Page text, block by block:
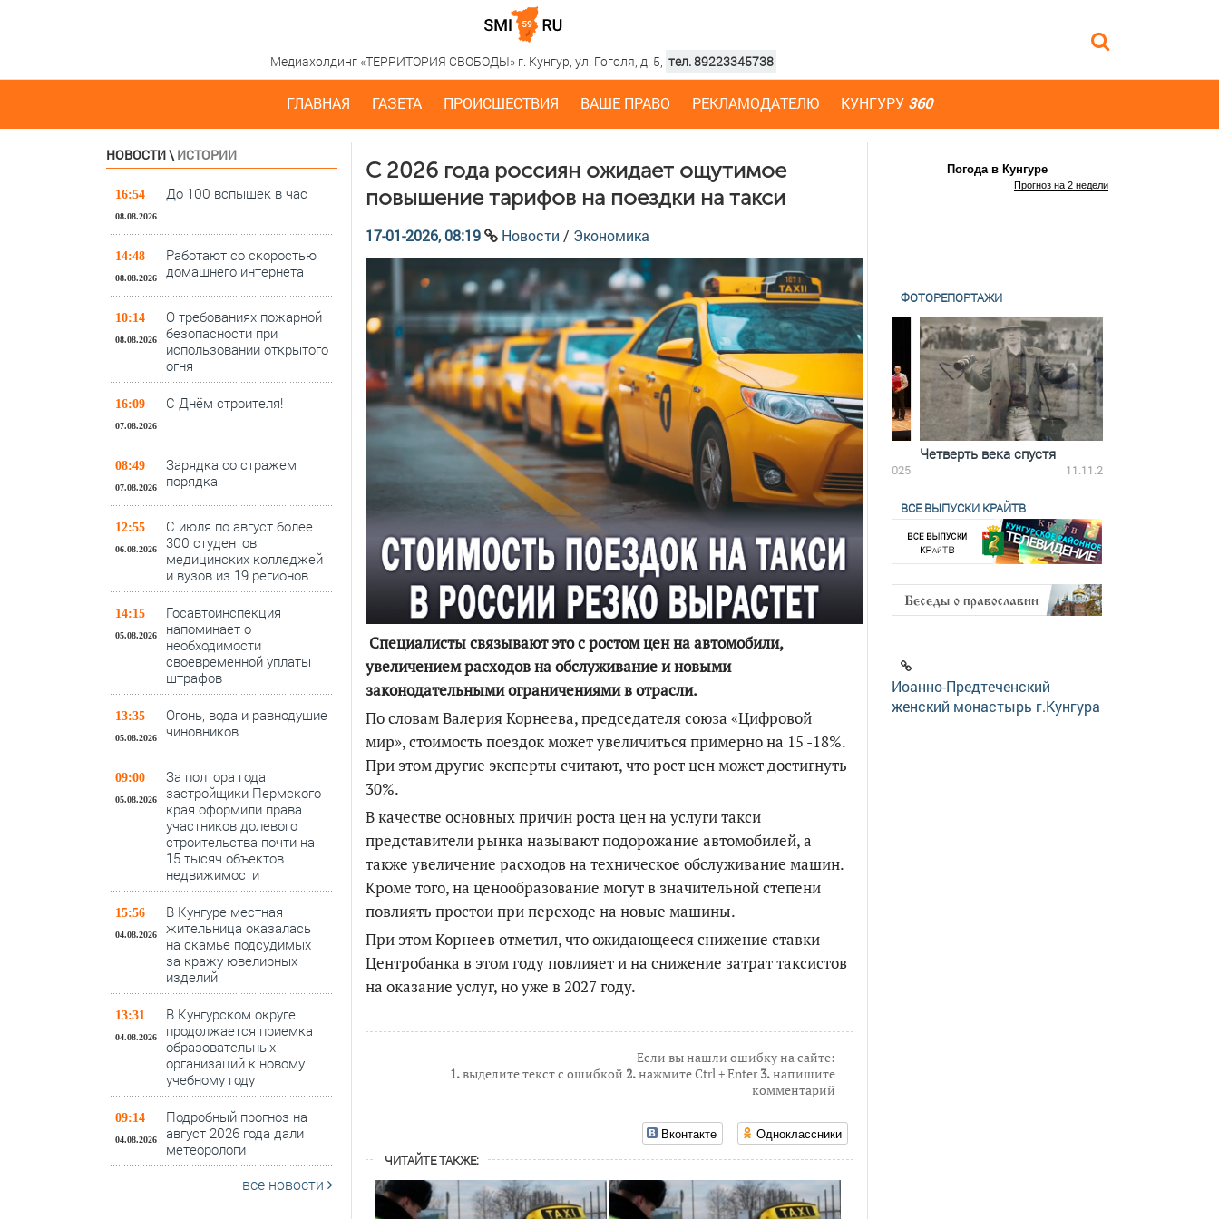
Медиахолдинг «ТЕРРИТОРИЯ СВОБОДЫ» г. Кунгур, ул. Гоголя, д. 5, тел. 89223345738
ГЛАВНАЯ ГАЗЕТА ПРОИСШЕСТВИЯ ВАШЕ ПРАВО РЕКЛАМОДАТЕЛЮ КУНГУРУ 360
НОВОСТИ\ ИСТОРИИ
16:54
08.08.2026
До 100 вспышек в час
14:48
08.08.2026
Работают со скоростью
домашнего интернета
10:14
08.08.2026
О требованиях пожарной
безопасности при
использовании открытого
огня
16:09
07.08.2026
С Днём строителя!
08:49
07.08.2026
Зарядка со стражем
порядка
12:55
06.08.2026
С июля по август более
300 студентов
медицинских колледжей
и вузов из 19 регионов
14:15
05.08.2026
Госавтоинспекция
напоминает о
необходимости
своевременной уплаты
штрафов
13:35
05.08.2026
Огонь, вода и равнодушие
чиновников
09:00
05.08.2026
За полтора года
застройщики Пермского
края оформили права
участников долевого
строительства почти на
15 тысяч объектов
недвижимости
15:56
04.08.2026
В Кунгуре местная
жительница оказалась
на скамье подсудимых
за кражу ювелирных
изделий
13:31
04.08.2026
В Кунгурском округе
продолжается приемка
образовательных
организаций к новому
учебному году
09:14
04.08.2026
Подробный прогноз на
август 2026 года дали
метеорологи
все новости
С 2026 года россиян ожидает ощутимое
повышение тарифов на поездки на такси
17-01-2026, 08:19 Новости / Экономика
Специалисты связывают это с ростом цен на автомобили,
увеличением расходов на обслуживание и новыми
законодательными ограничениями в отрасли.
По словам Валерия Корнеева, председателя союза «Цифровой
мир», стоимость поездок может увеличиться примерно на 15 -18%.
При этом другие эксперты считают, что рост цен может достигнуть
30%.
В качестве основных причин роста цен на услуги такси
представители рынка называют подорожание автомобилей, а
также увеличение расходов на техническое обслуживание машин.
Кроме того, на ценообразование могут в значительной степени
повлиять простои при переходе на новые машины.
При этом Корнеев отметил, что ожидающееся снижение ставки
Центробанка в этом году повлияет и на снижение затрат таксистов
на оказание услуг, но уже в 2027 году.
Если вы нашли ошибку на сайте:
1.выделите текст с ошибкой 2.нажмите Ctrl + Enter3.напишите
комментарий
Вконтакте Одноклассники
ЧИТАЙТЕ ТАКЖЕ:
Погода в Кунгуре
Прогноз на 2 недели
ФОТОРЕПОРТАЖИ
По итогам первой пятилетки
18.12.2025
Четверть века спустя
11.11.2025
ВСЕ ВЫПУСКИ КРАЙТВ
Иоанно-Предтеченский
женский монастырь г.Кунгура